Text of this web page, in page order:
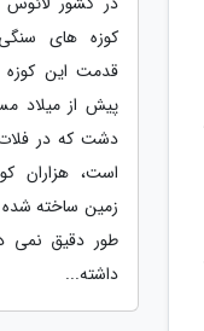
کوزه های
پیش از میلاد
دشت که در
است، هزاران
زمین ساخته
طور دقیق نمی
داشته...